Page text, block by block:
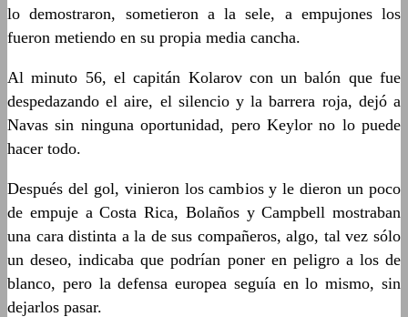
lo demostraron, sometieron a la sele, a empujones los
fueron metiendo en su propia media cancha.
Al minuto 56, el capitán Kolarov con un balón que fue
despedazando el aire, el silencio y la barrera roja, dejó a
Navas sin ninguna oportunidad, pero Keylor no lo puede
hacer todo.
Después del gol, vinieron los cambios y le dieron un poco
de empuje a Costa Rica, Bolaños y Campbell mostraban
una cara distinta a la de sus compañeros, algo, tal vez sólo
un deseo, indicaba que podrían poner en peligro a los de
blanco, pero la defensa europea seguía en lo mismo, sin
dejarlos pasar.